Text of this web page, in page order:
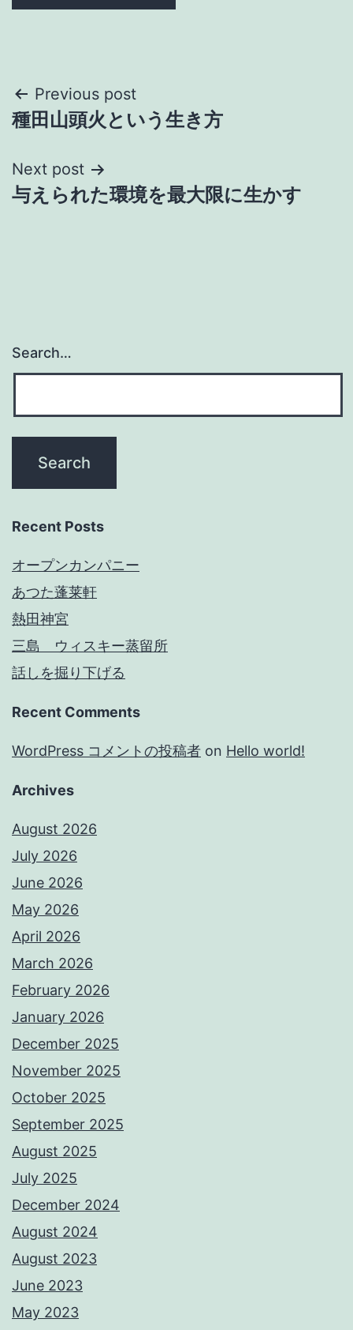
Post
navigation
Previous post
種田山頭火という生き方
Next post
与えられた環境を最大限に生かす
Search…
Recent Posts
オープンカンパニー
あつた蓬莱軒
熱田神宮
三島 ウィスキー蒸留所
話しを掘り下げる
Recent Comments
WordPress コメントの投稿者 on Hello world!
Archives
August 2026
July 2026
June 2026
May 2026
April 2026
March 2026
February 2026
January 2026
December 2025
November 2025
October 2025
September 2025
August 2025
July 2025
December 2024
August 2024
August 2023
June 2023
May 2023